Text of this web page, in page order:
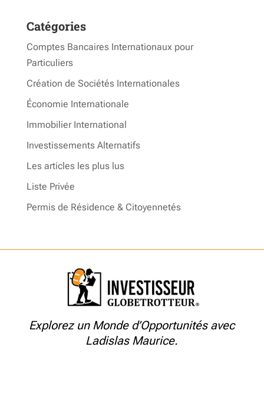
Catégories
Comptes Bancaires Internationaux pour
Particuliers
Création de Sociétés Internationales
Économie Internationale
Immobilier International
Investissements Alternatifs
Les articles les plus lus
Liste Privée
Permis de Résidence & Citoyennetés
Explorez un Monde d’Opportunités avec
Ladislas Maurice.